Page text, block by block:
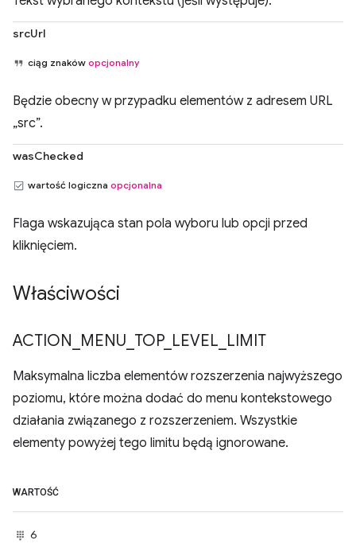
srcUrl
ciąg znaków opcjonalny
Będzie obecny w przypadku elementów z adresem URL
„src”.
wasChecked
wartość logiczna opcjonalna
Flaga wskazująca stan pola wyboru lub opcji przed
kliknięciem.
Właściwości
ACTION MENU TOP_ LEVEL LIMIT
Maksymalna liczba elementów rozszerzenia najwyższego
poziomu, które można dodać do menu kontekstowego
działania związanego z rozszerzeniem. Wszystkie
elementy powyżej tego limitu będą ignorowane.
WARTOŚĆ
6